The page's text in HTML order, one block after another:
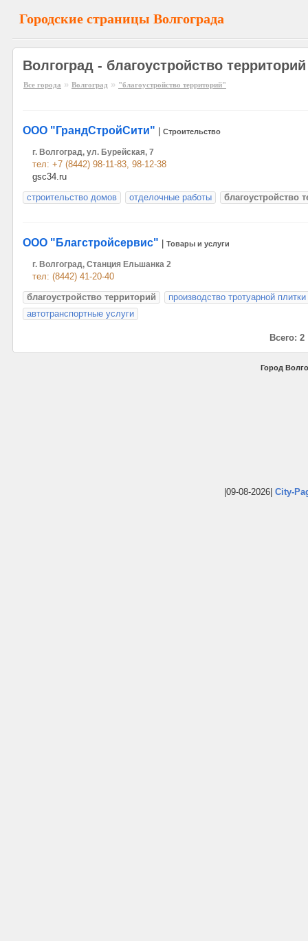
Городские страницы Волгограда
Волгоград - благоустройство территорий
Все города » Волгоград » "благоустройство территорий"
ООО "ГрандСтройСити" Строительство
г. Волгоград, ул. Бурейская, 7
тел: +7 (8442) 98-11-83, 98-12-38
gsc34.ru
строительство домов
отделочные работы благоустройство
ООО "Благстройсервис" Товары и услуги
г. Волгоград, Станция Ельшанка 2
тел: (8442) 41-20-40
благоустройство территорий
производство тротуарной плитки
автотранспортные услуги
Всего: 2
Город
|09-08-2026| City-